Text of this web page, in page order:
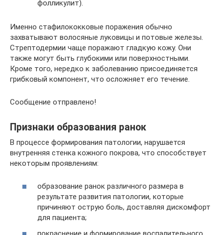
фолликулит).
Именно стафилококковые поражения обычно
захватывают волосяные луковицы и потовые железы.
Стрептодермии чаще поражают гладкую кожу. Они
также могут быть глубокими или поверхностными.
Кроме того, нередко к заболеванию присоединяется
грибковый компонент, что осложняет его течение.
Сообщение отправлено!
Признаки образования ранок
В процессе формирования патологии, нарушается
внутренняя стенка кожного покрова, что способствует
некоторым проявлениям:
образование ранок различного размера в
результате развития патологии, которые
причиняют острую боль, доставляя дискомфорт
для пациента;